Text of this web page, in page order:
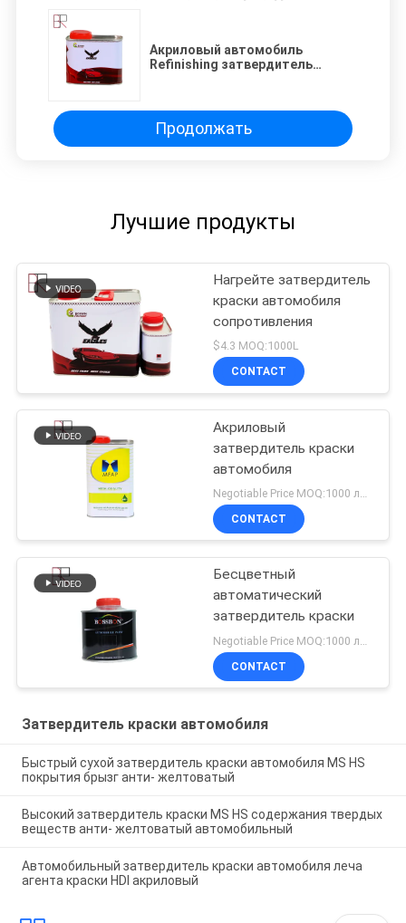
Акриловый автомобиль
Refinishing затвердитель
Продолжать
Лучшие продукты
Нагрейте затвердитель
краски автомобиля
сопротивления
$4.3 MOQ:1000L
CONTACT
Акриловый
затвердитель краски
автомобиля
Negotiable Price MOQ:1000 литров
CONTACT
Бесцветный
автоматический
затвердитель краски
Negotiable Price MOQ:1000 литров
CONTACT
Затвердитель краски автомобиля
Быстрый сухой затвердитель краски автомобиля MS HS
покрытия брызг анти- желтоватый
Высокий затвердитель краски MS HS содержания твердых
веществ анти- желтоватый автомобильный
Автомобильный затвердитель краски автомобиля леча
агента краски HDI акриловый